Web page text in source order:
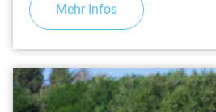
Mehr Infos